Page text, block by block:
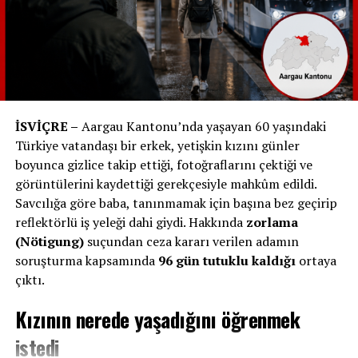
yapılması beklenmemekte.
Konferansın Maliyeti
Federal Konsey’in açıklamasına göre, konferansın
maliyeti 15 milyon Frank’a kadar çıkabilir. Bunun
yaklaşık 10 milyon Frank’ı güvenlik için harcanacak.
Polis maliyetleri Adalet Bakanlığı ve ilgili kantonlar
arasında paylaşılacak, ordu harcamaları ise Savunma
Bakanlığı’nın bütçesinden karşılanacaktır. Organizasyon
masrafları, Dışişleri Bakanlığı (EDA) tarafından kendi
bütçesi içinde karşılanacak ve katılımcı devletler,
İsviçre’ye seyahat ve konaklama masraflarını kendileri
ödeyecekler.
Katılımcılar
Ukrayna Cumhurbaşkanı Volodimir Zelenski’ye göre 106
devlet başkanı katılımını teyit etti, ancak Federal
İSVİÇRE – Aargau Kantonu’nda yaşayan 60 yaşındaki
Türkiye vatandaşı bir erkek, yetişkin kızını günler
boyunca gizlice takip ettiği, fotoğraflarını çektiği ve
görüntülerini kaydettiği gerekçesiyle mahkûm edildi.
Savcılığa göre baba, tanınmamak için başına bez geçirip
reflektörlü iş yeleği dahi giydi. Hakkında zorlama
(Nötigung)suçundan ceza kararı verilen adamın
soruşturma kapsamında 96 gün tutuklu kaldığıortaya
çıktı.
Kızının nerede yaşadığını öğrenmek
istedi